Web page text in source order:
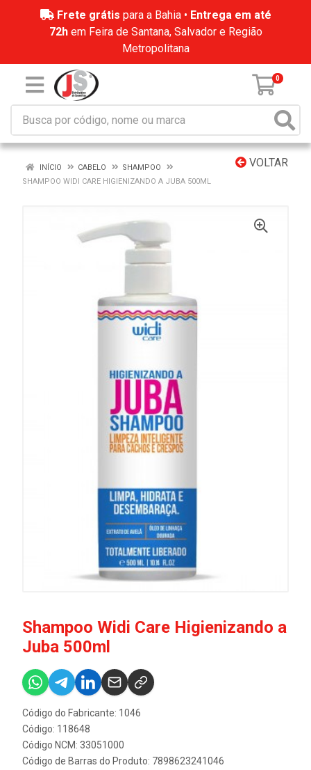
Frete grátis para a Bahia • Entrega em até
72hem Feira de Santana, Salvador e Região
Metropolitana
0
VOLTAR
INÍCIO CABELO
SHAMPOO
SHAMPOO WIDI CARE HIGIENIZANDO A JUBA 500ML
Shampoo Widi Care Higienizando a
Juba 500ml
Código do Fabricante: 1046
Código: 118648
Código NCM: 33051000
Código de Barras do Produto: 7898623241046